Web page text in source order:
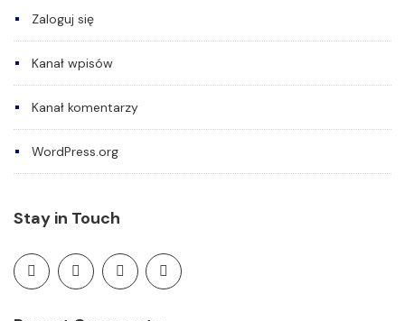
Zaloguj się
Kanał wpisów
Kanał komentarzy
WordPress.org
Stay in Touch